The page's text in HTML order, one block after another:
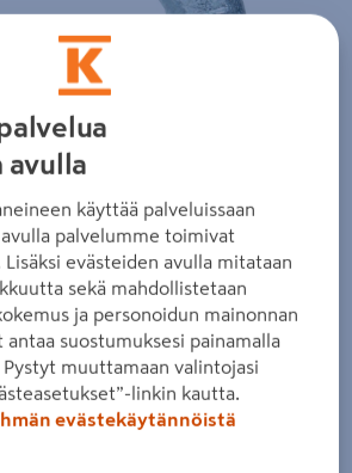
kuvaa sormilla kosketusnäytöllä
avulla
käyttää palveluissaan
palvelumme toimivat
evästeiden avulla mitataan
sekä mahdollistetaan
ja personoidun mainonnan
suostumuksesi painamalla
Pystyt muuttamaan valintojasi
linkin kautta.
evästekäytännöistä